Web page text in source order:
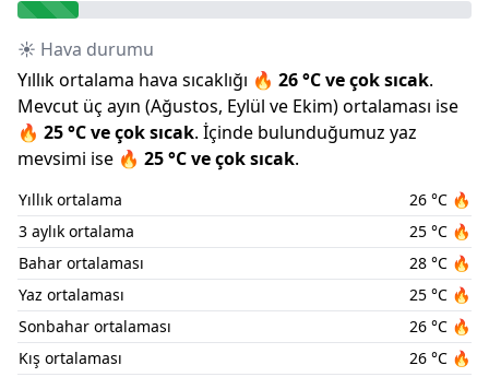
☀️ Hava durumu
Yıllık ortalama hava sıcaklığı 🔥 26°C veçok sıcak.
Mevcut üç ayın (Ağustos, Eylül ve Ekim) ortalaması ise
🔥 25°C veçok sıcak. İçinde bulunduğumuz yaz
mevsimi ise 🔥 25°C veçok sıcak.
Yıllık ortalama 26 °C 🔥
3 aylık ortalama
25 °C 🔥
Bahar ortalaması
28 °C 🔥
Yaz ortalaması
25 °C 🔥
Sonbahar ortalaması
26 °C 🔥
Kış ortalaması
26 °C 🔥